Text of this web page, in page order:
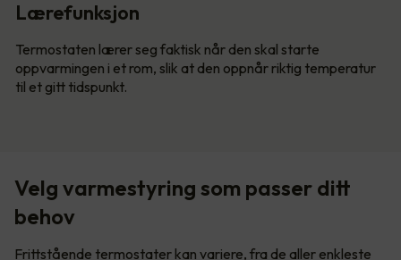
Lærefunksjon
Termostaten lærer seg faktisk når den skal starte
oppvarmingen i et rom, slik at den oppnår riktig temperatur
til et gitt tidspunkt.
Velg varmestyring som passer ditt
behov
Frittstående termostater kan variere, fra de aller enkleste